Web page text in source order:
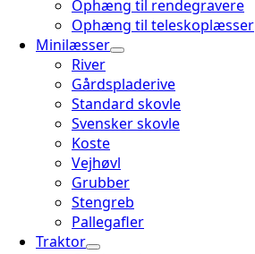
Ophæng til rendegravere
Ophæng til teleskoplæsser
Minilæsser
River
Gårdspladerive
Standard skovle
Svensker skovle
Koste
Vejhøvl
Grubber
Stengreb
Pallegafler
Traktor